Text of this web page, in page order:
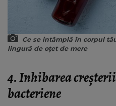
Ce se intâmplă în corpul
lingură de oțet de mere
4. Inhibarea
bacteriene